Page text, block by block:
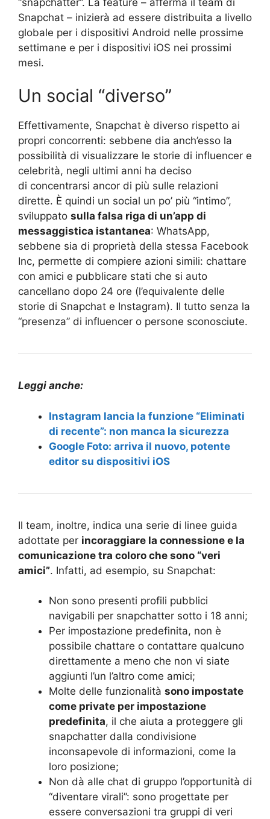
Snapchat – inizierà ad essere distribuita a livello
globale per i dispositivi Android nelle prossime
settimane e per i dispositivi iOS nei prossimi
mesi.
Un social “diverso”
Effettivamente, Snapchat è diverso rispetto ai
propri concorrenti: sebbene dia anch’esso la
possibilità di visualizzare le storie di influencer e
celebrità, negli ultimi anni ha deciso
di concentrarsi ancor di più sulle relazioni
dirette. È quindi un social un po’ più “intimo”,
sviluppato sulla falsa riga di un’app di
messaggistica istantanea: WhatsApp,
sebbene sia di proprietà della stessa Facebook
Inc, permette di compiere azioni simili: chattare
con amici e pubblicare stati che si auto
cancellano dopo 24 ore (l’equivalente delle
storie di Snapchat e Instagram). Il tutto senza la
“presenza” di influencer o persone sconosciute.
Leggi anche:
Instagram lancia la funzione “Eliminati
di recente”: non manca la sicurezza
Google Foto: arriva il nuovo, potente
editor su dispositivi iOS
Il team, inoltre, indica una serie di linee guida
adottate per incoraggiare la connessione e la
comunicazione tra coloro che sono “veri
amici”. Infatti, ad esempio, su Snapchat:
Non sono presenti profili pubblici
navigabili per snapchatter sotto i 18 anni;
Per impostazione predefinita, non è
possibile chattare o contattare qualcuno
direttamente a meno che non vi siate
aggiunti l’un l’altro come amici;
Molte delle funzionalità sono impostate
come private per impostazione
predefinita, il che aiuta a proteggere gli
snapchatter dalla condivisione
inconsapevole di informazioni, come la
loro posizione;
Non dà alle chat di gruppo l’opportunità di
“diventare virali”: sono progettate per
essere conversazioni tra gruppi di veri